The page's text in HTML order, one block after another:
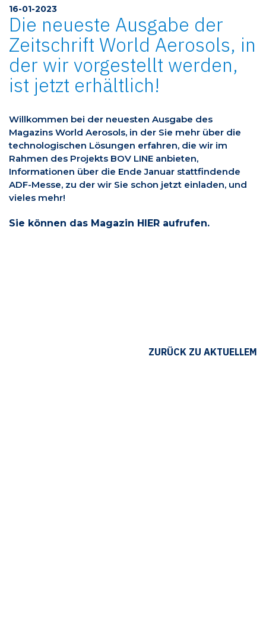
16-01-2023
Die neueste Ausgabe der
Zeitschrift World Aerosols, in
der wir vorgestellt werden,
ist jetzt erhältlich!
Willkommen bei der neuesten Ausgabe des
Magazins World Aerosols, in der Sie mehr über die
technologischen Lösungen erfahren, die wir im
Rahmen des Projekts BOV LINE anbieten,
Informationen über die Ende Januar stattfindende
ADF-Messe, zu der wir Sie schon jetzt einladen, und
vieles mehr!
Sie können das Magazin HIER aufrufen.
ZURÜCK ZU AKTUELLEM